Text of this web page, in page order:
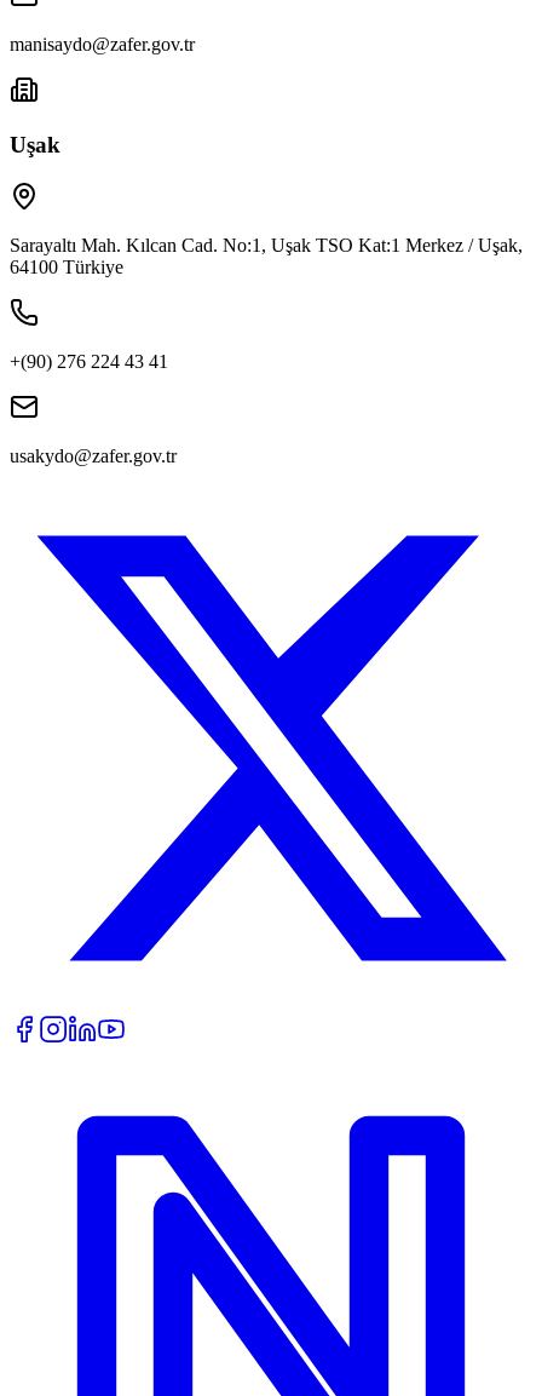
manisaydo@zafer.gov.tr
Uşak
Sarayaltı Mah. Kılcan Cad. No:1, Uşak TSO Kat:1 Merkez / Uşak,
64100 Türkiye
+(90) 276 224 43 41
usakydo@zafer.gov.tr